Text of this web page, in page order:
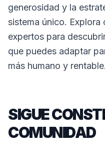
generosidad y la
sistema único.
expertos para
que puedes adaptar
más humano y rentable.
SIGUE
COMUNIDAD